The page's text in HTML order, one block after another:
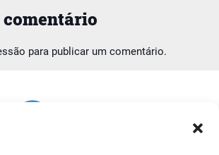
para publicar um comentário.